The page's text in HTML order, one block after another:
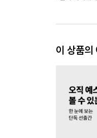
이 상품의